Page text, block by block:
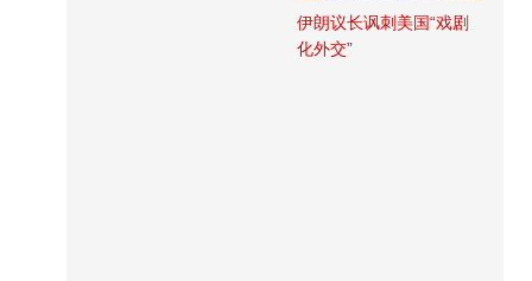
伊朗议长讽刺美国“戏剧
化外交”